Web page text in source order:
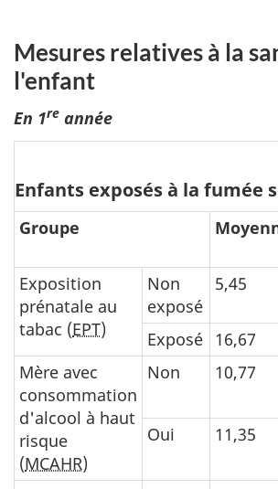
Mesures relatives à la
l'enfant
En 1re année
Enfants exposés à la fumée
Groupe
Exposition
prénatale au
tabac (EPT)
Non
exposé
5,45
Exposé 16,67
Mère avec
consommation
d'alcool à haut
risque
(MCAHR)
Non 10,77
Oui 11,35